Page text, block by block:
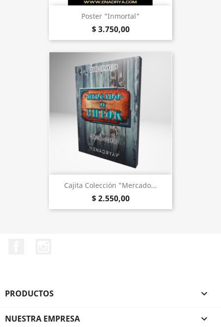
Poster "Inmortal"
$ 3.750,00
Cajita Colección "Mercado...
$ 2.550,00
PRODUCTOS 
NUESTRA EMPRESA 